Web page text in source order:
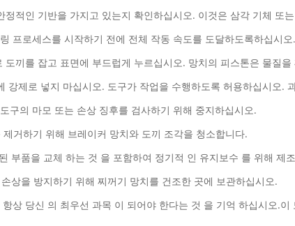
적인 기반을 가지고 있는지 확인하십시오. 이것은 삼각 기체 또
프로세스를 시작하기 전에 전체 작동 속도를 도달하도록하십시오.
끼를 잡고 표면에 부드럽게 누르십시오. 망치의 피스톤은 물질
강제로 넣지 마십시오. 도구가 작업을 수행하도록 허용하십시오.
구의 마모 또는 손상 징후를 검사하기 위해 중지하십시오.
거하기 위해 브레이커 망치와 도끼 조각을 청소합니다.
부품을 교체 하는 것 을 포함하여 정기적 인 유지보수 를 위해 제
상을 방지하기 위해 찌꺼기 망치를 건조한 곳에 보관하십시오.
상 당신 의 최우선 과목 이 되어야 한다는 것 을 기억 하십시오.